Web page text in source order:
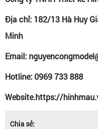
Địa chỉ: 182/13 Hà Huy
Minh
Email:
Hotline: 0969 733 888
Website.https://
Chia sẻ: